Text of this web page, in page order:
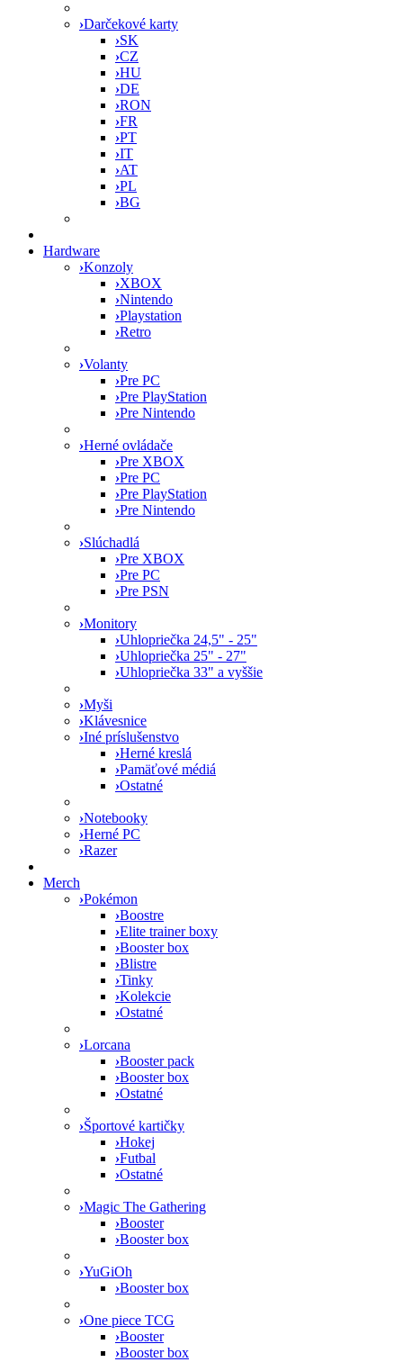
›Darčekové karty
›SK
›CZ
›HU
›DE
›RON
›FR
›PT
›IT
›AT
›PL
›BG
Hardware
›Konzoly
›XBOX
›Nintendo
›Playstation
›Retro
›Volanty
›Pre PC
›Pre PlayStation
›Pre Nintendo
›Herné ovládače
›Pre XBOX
›Pre PC
›Pre PlayStation
›Pre Nintendo
›Slúchadlá
›Pre XBOX
›Pre PC
›Pre PSN
›Monitory
›Uhlopriečka 24,5" - 25"
›Uhlopriečka 25" - 27"
›Uhlopriečka 33" a vyššie
›Myši
›Klávesnice
›Iné príslušenstvo
›Herné kreslá
›Pamäťové médiá
›Ostatné
›Notebooky
›Herné PC
›Razer
Merch
›Pokémon
›Boostre
›Elite trainer boxy
›Booster box
›Blistre
›Tinky
›Kolekcie
›Ostatné
›Lorcana
›Booster pack
›Booster box
›Ostatné
›Športové kartičky
›Hokej
›Futbal
›Ostatné
›Magic The Gathering
›Booster
›Booster box
›YuGiOh
›Booster box
›One piece TCG
›Booster
›Booster box